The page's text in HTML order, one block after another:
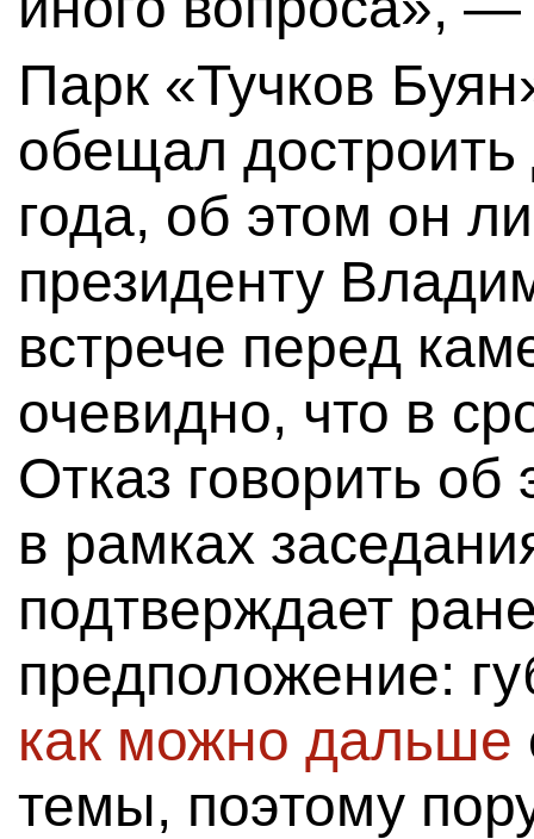
Парк «Тучков
обещал
года, об этом он
президенту
встрече перед
очевидно, что в
Отказ говорить
в рамках
подтверждает
предположение:
как можно дальше
темы, поэтому